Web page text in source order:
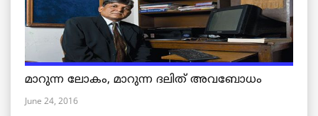
മാറുന്ന ലോകം, മാറുന്ന ദലിത് അവബോധം
June 24, 2016